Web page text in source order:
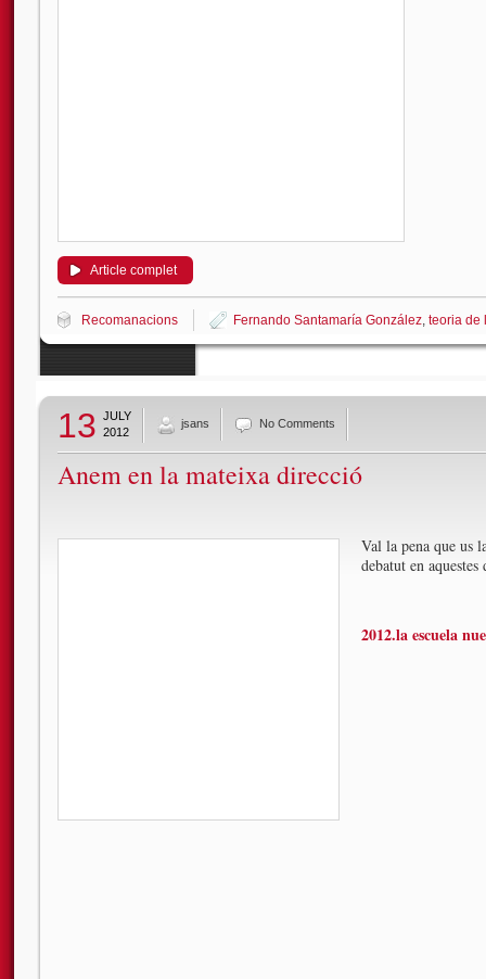
Article complet
Recomanacions Fernando Santamaría González, teoria de
13 JULY
2012
jsans No Comments
Anem en la mateixa direcció
Val la pena que us
debatut en aquestes
2012.la escuela